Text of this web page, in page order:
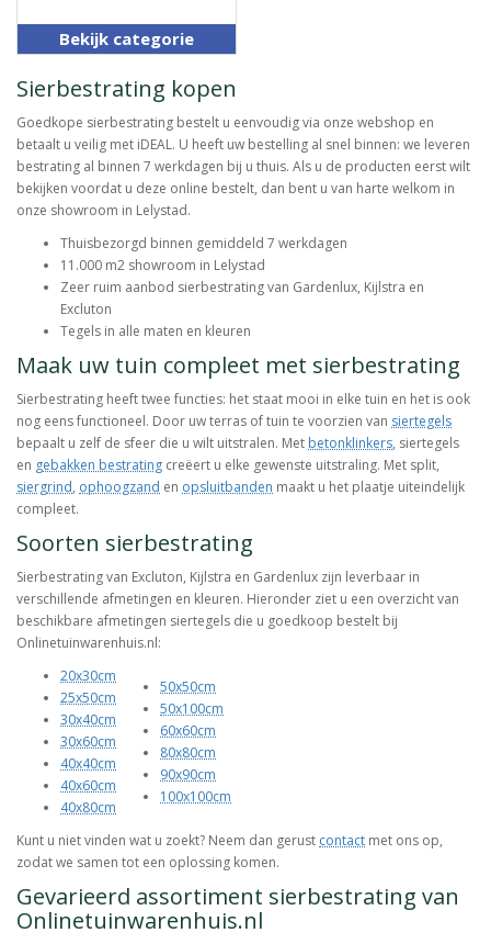
Bekijk categorie
Sierbestrating kopen
Goedkope sierbestrating bestelt u eenvoudig via onze webshop en
betaalt u veilig met iDEAL. U heeft uw bestelling al snel binnen: we leveren
bestrating al binnen 7 werkdagen bij u thuis. Als u de producten eerst wilt
bekijken voordat u deze online bestelt, dan bent u van harte welkom in
onze showroom in Lelystad.
Thuisbezorgd binnen gemiddeld 7 werkdagen
11.000 m2 showroom in Lelystad
Zeer ruim aanbod sierbestrating van Gardenlux, Kijlstra en
Excluton
Tegels in alle maten en kleuren
Maak uw tuin compleet met sierbestrating
Sierbestrating heeft twee functies: het staat mooi in elke tuin en het is ook
nog eens functioneel. Door uw terras of tuin te voorzien van siertegels
bepaalt u zelf de sfeer die u wilt uitstralen. Met betonklinkers, siertegels
en gebakken bestrating creëert u elke gewenste uitstraling. Met split,
siergrind, ophoogzand en opsluitbanden maakt u het plaatje uiteindelijk
compleet.
Soorten sierbestrating
Sierbestrating van Excluton, Kijlstra en Gardenlux zijn leverbaar in
verschillende afmetingen en kleuren. Hieronder ziet u een overzicht van
beschikbare afmetingen siertegels die u goedkoop bestelt bij
Onlinetuinwarenhuis.nl:
20x30cm
25x50cm
30x40cm
30x60cm
40x40cm
40x60cm
40x80cm
50x50cm
50x100cm
60x60cm
80x80cm
90x90cm
100x100cm
Kunt u niet vinden wat u zoekt? Neem dan gerust contact met ons op,
zodat we samen tot een oplossing komen.
Gevarieerd assortiment sierbestrating van
Onlinetuinwarenhuis.nl